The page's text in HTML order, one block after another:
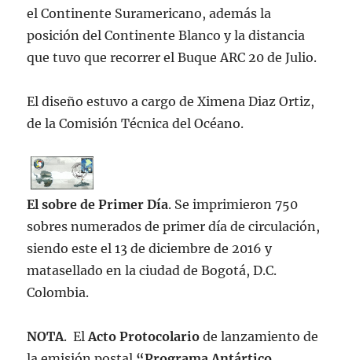
el Continente Suramericano, además la
posición del Continente Blanco y la distancia
que tuvo que recorrer el Buque ARC 20 de Julio.
El diseño estuvo a cargo de Ximena Diaz Ortiz,
de la Comisión Técnica del Océano.
El sobre de Primer Día. Se imprimieron 750
sobres numerados de primer día de circulación,
siendo este el 13 de diciembre de 2016 y
matasellado en la ciudad de Bogotá, D.C.
Colombia.
NOTA. ElActo Protocolario de lanzamiento de